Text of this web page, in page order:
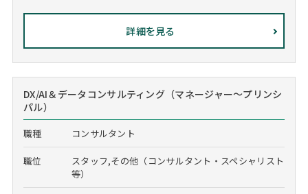
詳細を見る
DX/AI＆データコンサルティング（マネージャー～プリンシ
パル）
職種 コンサルタント
職位
スタッフ,その他（コンサルタント・スペシャリスト
等）